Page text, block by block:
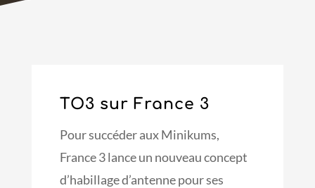
TO3 sur France 3
Pour succéder aux Minikums,
France 3 lance un nouveau concept
d’habillage d’antenne pour ses